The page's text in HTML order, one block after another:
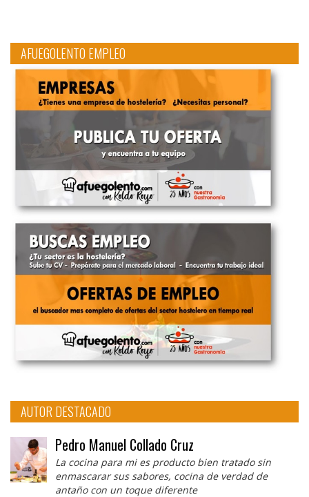
AFUEGOLENTO EMPLEO
AUTOR DESTACADO
Pedro Manuel Collado Cruz
La cocina para mi es producto bien tratado sin
enmascarar sus sabores, cocina de verdad de
antaño con un toque diferente